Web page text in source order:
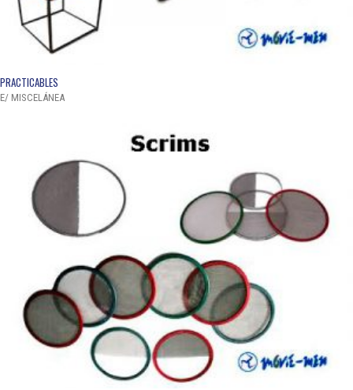
PRACTICABLES
E/ MISCELÁNEA